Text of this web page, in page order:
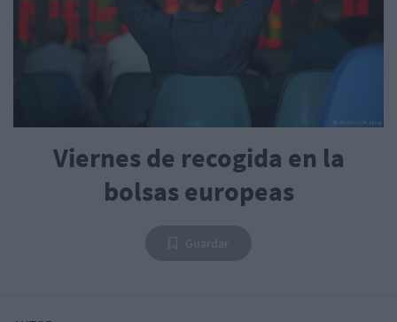
Viernes de recogida en la
bolsas europeas